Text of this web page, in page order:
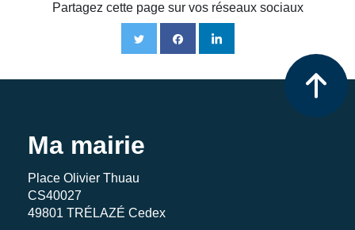
Partagez cette page sur vos réseaux sociaux
Ma mairie
Place Olivier Thuau
CS40027
49801 TRÉLAZÉ Cedex